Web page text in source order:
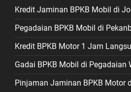
Kredit Jaminan BPKB Mobil di
Pegadaian BPKB Mobil di
Kredit BPKB Motor 1 Jam
Gadai BPKB Mobil di Pegadaian
Pinjaman Jaminan BPKB Motor